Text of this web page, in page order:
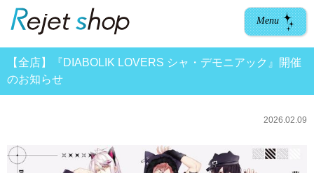
Menu
【全店】『DIABOLIK LOVERS シャ・デモニアック』開催
のお知らせ
2026.02.09